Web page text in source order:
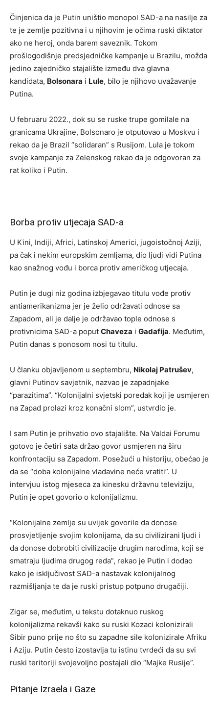
Činjenica da je Putin uništio monopol SAD-a na nasilje za
te je zemlje pozitivna i u njihovim je očima ruski diktator
ako ne heroj, onda barem saveznik. Tokom
prošlogodišnje predsjedničke kampanje u Brazilu, možda
jedino zajedničko stajalište između dva glavna
kandidata, Bolsonara i Lule, bilo je njihovo uvažavanje
Putina.
U februaru 2022., dok su se ruske trupe gomilale na
granicama Ukrajine, Bolsonaro je otputovao u Moskvu i
rekao da je Brazil “solidaran” s Rusijom. Lula je tokom
svoje kampanje za Zelenskog rekao da je odgovoran za
rat koliko i Putin.
Borba protiv utjecaja SAD-a
U Kini, Indiji, Africi, Latinskoj Americi, jugoistočnoj Aziji,
pa čak i nekim europskim zemljama, dio ljudi vidi Putina
kao snažnog vođu i borca protiv američkog utjecaja.
Putin je dugi niz godina izbjegavao titulu vođe protiv
antiamerikanizma jer je želio održavati odnose sa
Zapadom, ali je dalje je održavao tople odnose s
protivnicima SAD-a poput Chaveza i Gadafija. Međutim,
Putin danas s ponosom nosi tu titulu.
U članku objavljenom u septembru, Nikolaj Patrušev,
glavni Putinov savjetnik, nazvao je zapadnjake
“parazitima”. “Kolonijalni svjetski poredak koji je usmjeren
na Zapad prolazi kroz konačni slom”, ustvrdio je.
I sam Putin je prihvatio ovo stajalište. Na Valdai Forumu
gotovo je četiri sata držao govor usmjeren na širu
konfrontaciju sa Zapadom. Posežući u historiju, obećao je
da se “doba kolonijalne vladavine neće vratiti”. U
intervjuu istog mjeseca za kinesku državnu televiziju,
Putin je opet govorio o kolonijalizmu.
“Kolonijalne zemlje su uvijek govorile da donose
prosvjetljenje svojim kolonijama, da su civilizirani ljudi i
da donose dobrobiti civilizacije drugim narodima, koji se
smatraju ljudima drugog reda”, rekao je Putin i dodao
kako je isključivost SAD-a nastavak kolonijalnog
razmišljanja te da je ruski pristup potpuno drugačiji.
Zigar se, međutim, u tekstu dotaknuo ruskog
kolonijalizma rekavši kako su ruski Kozaci kolonizirali
Sibir puno prije no što su zapadne sile kolonizirale Afriku
i Aziju. Putin često izostavlja tu istinu tvrdeći da su svi
ruski teritoriji svojevoljno postajali dio “Majke Rusije”.
Pitanje Izraela i Gaze